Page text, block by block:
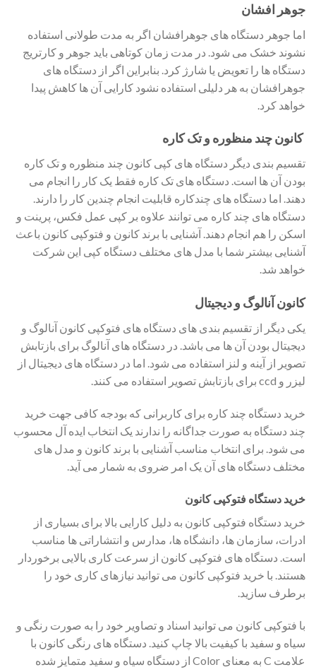
جوهر افشان
اما جوهر دستگاه های جوهرافشان اگر به مدت طولانی استفاده
نشوند خشک می شود. در مدت زمان کوتاهی باید جوهر و کارتریج
دستگاه ها را تعویض یا شارژ کرد. بنابراین اگر از دستگاه های
جوهرافشان به هر دلیلی استفاده نشود کارایی آن ها کاهش پیدا
خواهد کرد.
کانون چند منظوره و تک کاره
تقسیم بندی دیگر دستگاه های کپی کانون چند منظوره و تک کاره
بودن آن ها است. دستگاه های تک کاره فقط یک کار را انجام می
دهند. اما دستگاه های چندکاره قابلیت انجام چندین کار را دارند.
دستگاه های چند کاره می توانند علاوه بر کپی عمل فکس، پرینت و
اسکن را هم انجام دهند. آشنایی با برند کانون و فتوکپی کانون باعث
آشنایی بیشتر شما با مدل های مختلف دستگاه کپی این شرکت
خواهد شد.
کانون آنالوگ و دیجیتال
یکی دیگر از تقسیم بندی های دستگاه های فتوکپی کانون آنالوگ و
دیجیتال بودن آن ها می باشد. در دستگاه های آنالوگ برای بازتابش
تصویر از آینه و لنز استفاده می شود. اما در دستگاه های دیجیتال از
لیزر و ccd برای بازتابش تصویر استفاده می کنند.
خرید دستگاه چند کاره برای کاربرانی که بودجه کافی جهت خرید
چند دستگاه به صورت جداگانه را ندارند یک انتخاب ایده آل محسوب
می شود. برای انتخاب مناسب آشنایی با برند کانون و مدل های
مختلف دستگاه های آن یک امر ضروی به شمار می آید.
خرید دستگاه فتوکپی کانون
خرید دستگاه فتوکپی کانون به دلیل کارایی بالا برای بسیاری از
ادرات، سازمان ها، دانشگاه ها، مدارس و انتشاراتی ها مناسب
است. دستگاه های فتوکپی کانون از سرعت کاری بالایی برخوردار
هستند. با خرید فتوکپی کانون می توانید نیازهای کاری خود را
برطرف سازید.
با فتوکپی کانون می توانید اسناد و تصاویر خود را به صورت رنگی و
سیاه و سفید با کیفیت بالا چاپ کنید. دستگاه های رنگی کانون با
علامت C به معنای Color از دستگاه سیاه و سفید متمایز شده